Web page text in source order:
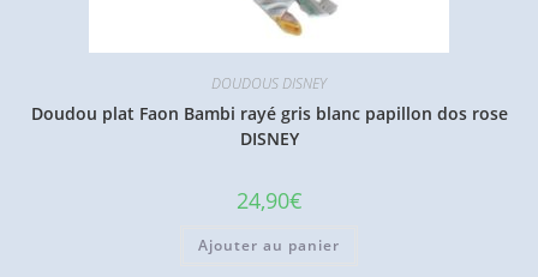
DOUDOUS DISNEY
Doudou plat Faon Bambi rayé gris blanc papillon dos rose
DISNEY
24,90€
Ajouter au panier